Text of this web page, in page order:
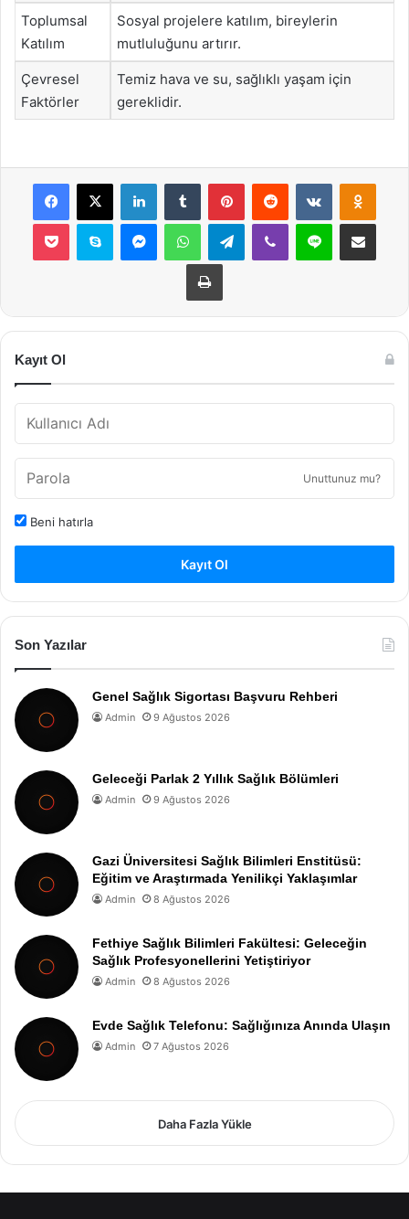
Toplumsal
Katılım
Sosyal projelere katılım, bireylerin
mutluluğunu artırır.
Çevresel
Faktörler
Temiz hava ve su, sağlıklı yaşam için
gereklidir.
Facebook
X LinkedInTumblr PinterestReddit VKontakte
Pocket Skype MessengerWhatsAppTelegramViber Line E-Posta ile
Yazdır
Kayıt Ol
Unuttunuz mu?
Beni hatırla
Kayıt Ol
Son Yazılar
Genel Sağlık Sigortası Başvuru Rehberi
Admin 9 Ağustos 2026
Geleceği Parlak 2 Yıllık Sağlık Bölümleri
Admin 9 Ağustos 2026
Gazi Üniversitesi Sağlık Bilimleri Enstitüsü:
Eğitim ve Araştırmada Yenilikçi Yaklaşımlar
Admin 8 Ağustos 2026
Fethiye Sağlık Bilimleri Fakültesi: Geleceğin
Sağlık Profesyonellerini Yetiştiriyor
Admin 8 Ağustos 2026
Evde Sağlık Telefonu: Sağlığınıza Anında Ulaşın
Admin 7 Ağustos 2026
Daha Fazla Yükle